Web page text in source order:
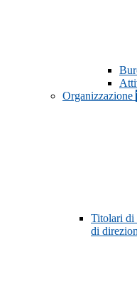
Organizzazione
Titolari di
di